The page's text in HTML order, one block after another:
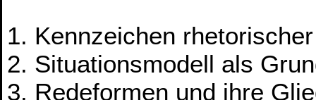
1. Kennzeichen
2. Situationsmodell als
3. Redeformen und ihre